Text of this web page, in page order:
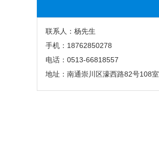
联系人：杨先生
手机：18762850278
电话：0513-66818557
地址：南通崇川区濠西路82号108室